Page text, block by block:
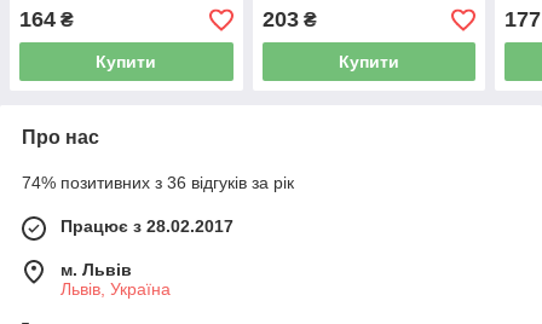
164 ₴
Купити
203₴
Купити
177
Про нас
74% позитивних з 36 відгуків за рік
Працює з 28.02.2017
м. Львів
Львів, Україна